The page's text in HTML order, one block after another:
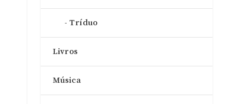
Tríduo
Livros
Música